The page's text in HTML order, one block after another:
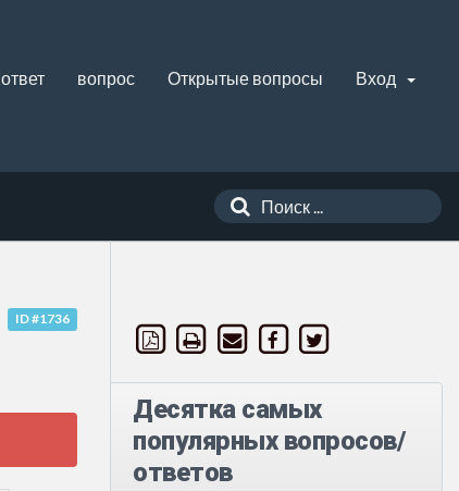
ответ вопрос Открытые вопросы Вход
ID #1736
Десятка самых
популярных вопросов/
ответов